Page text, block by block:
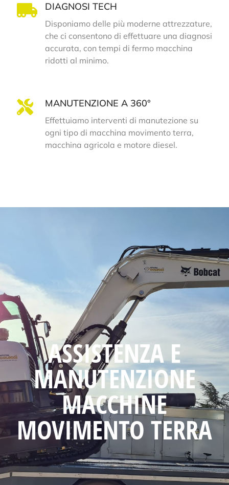
DIAGNOSI TECH
Disponiamo delle più moderne attrezzature,
che ci consentono di effettuare una diagnosi
accurata, con tempi di fermo macchina
ridotti al minimo.
MANUTENZIONE A 360°
Effettuiamo interventi di manutezione su
ogni tipo di macchina movimento terra,
macchina agricola e motore diesel.
ASSISTENZA E
MANUTENZIONE
MACCHINE
MOVIMENTO TERRA